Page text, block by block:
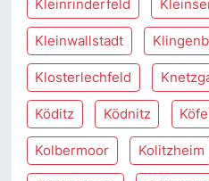
Kleinrinderfeld
Kleinwallstadt
Klosterlechfeld
Köditz Ködnitz
Kolbermoor Kolitzheim